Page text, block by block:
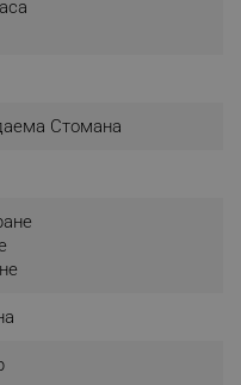
Стомана